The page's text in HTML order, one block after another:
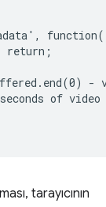
return;
-
of
tarayıcının